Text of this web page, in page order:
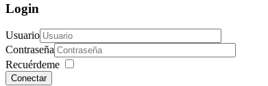
Login
Usuario
Contraseña
Recuérdeme
Conectar